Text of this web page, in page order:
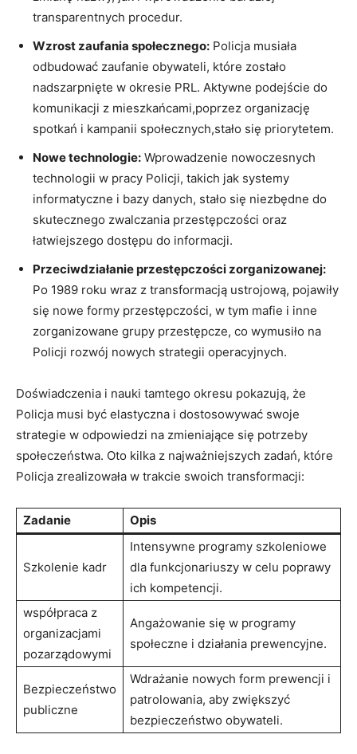
transparentnych⁤ procedur.
Wzrost‌ zaufania społecznego: Policja musiała
odbudować zaufanie obywateli, które zostało
nadszarpnięte w ⁤okresie PRL. Aktywne podejście do
komunikacji z mieszkańcami,poprzez organizację‌
spotkań i kampanii społecznych,stało się‍ priorytetem.
Nowe⁣ technologie: Wprowadzenie nowoczesnych
technologii w pracy Policji, ‍takich jak systemy
informatyczne i bazy⁢ danych, stało się niezbędne do
⁣skutecznego zwalczania przestępczości⁤ oraz
łatwiejszego dostępu do ‍informacji.
Przeciwdziałanie przestępczości zorganizowanej:
Po 1989 roku wraz z transformacją ustrojową, pojawiły
się‍ nowe⁣ formy przestępczości, w tym mafie i ‍inne​
zorganizowane grupy ⁣przestępcze, co wymusiło na
Policji‌ rozwój⁣ nowych strategii⁢ operacyjnych.
Doświadczenia‌ i nauki tamtego okresu pokazują, że
Policja musi być elastyczna i dostosowywać ⁤swoje
strategie w odpowiedzi na​ zmieniające się potrzeby
społeczeństwa. Oto ‌kilka z najważniejszych zadań, które‌
Policja zrealizowała w trakcie ⁢swoich transformacji:
Zadanie Opis
Szkolenie kadr
Intensywne programy ⁣szkoleniowe
dla funkcjonariuszy w celu poprawy⁢
ich kompetencji.
współpraca z⁤
organizacjami
pozarządowymi
Angażowanie się w programy
społeczne⁣ i działania prewencyjne.
Bezpieczeństwo
⁢publiczne
Wdrażanie nowych form⁣ prewencji i
patrolowania, ​aby zwiększyć
bezpieczeństwo⁤ obywateli.